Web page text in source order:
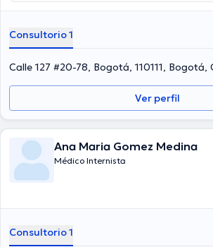
especialidad. La doctora lleva más de años de
como miembro de diversas asociaciones
Camero Gomez ha contribuido en abundantes
fin de tener una formación continua en su
especialización y ha difundido diversas
Dra. puede hablar Español en su consultorio.
Consultorio 1
Calle 127 #20-78, Bogotá, 110111, Bogotá,
Ver perfil
Ana Maria Gomez Medina
Médico Internista
Consultorio 1